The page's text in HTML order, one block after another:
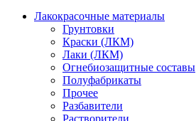
Лакокрасочные материалы
Грунтовки
Краски (ЛКМ)
Лаки (ЛКМ)
Огнебиозащитные составы
Полуфабрикаты
Прочее
Разбавители
Растворители